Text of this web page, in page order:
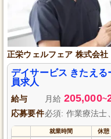
正栄ウェルフェア 株式会社
デイサービス きたえ
員求人
給与 月給 205,000~
応募要件必須: 作業療法士
就業時間 休憩